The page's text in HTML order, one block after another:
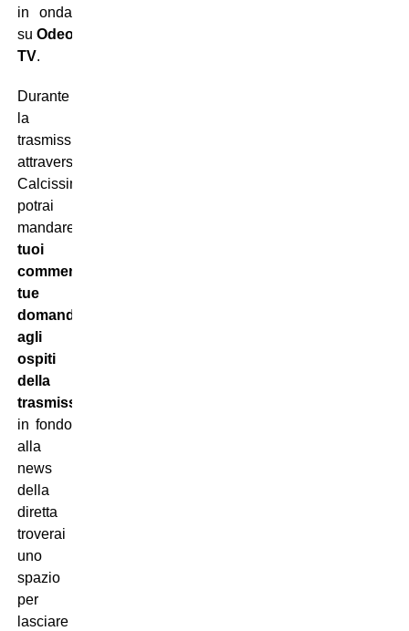
in onda
su Odeon
TV.
Durante
la
trasmissione,
attraverso
Calcissimo.com
potrai
mandare
tuoi
commenti
tue
domande
agli
ospiti
della
trasmissione
in fondo
alla
news
della
diretta
troverai
uno
spazio
per
lasciare